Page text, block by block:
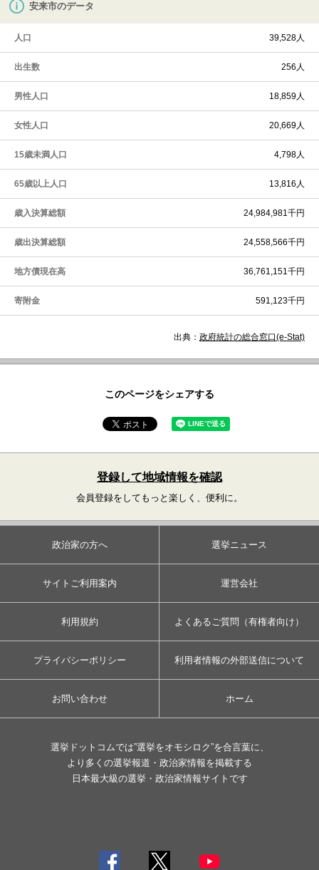
安来市のデータ
人口 39,528人
出生数 256人
男性人口 18,859人
女性人口 20,669人
15歳未満人口 4,798人
65歳以上人口 13,816人
歳入決算総額 24,984,981千円
歳出決算総額 24,558,566千円
地方債現在高 36,761,151千円
寄附金 591,123千円
出典： 政府統計の総合窓口(e-Stat)
このページをシェアする
登録して地域情報を確認
会員登録をしてもっと楽しく、便利に。
政治家の方へ 選挙ニュース
サイトご利用案内 運営会社
利用規約 よくあるご質問（有権者向け）
プライバシーポリシー 利用者情報の外部送信について
お問い合わせ ホーム
選挙ドットコムでは”選挙をオモシロク”を合言葉に、
より多くの選挙報道・政治家情報を掲載する
日本最大級の選挙・政治家情報サイトです